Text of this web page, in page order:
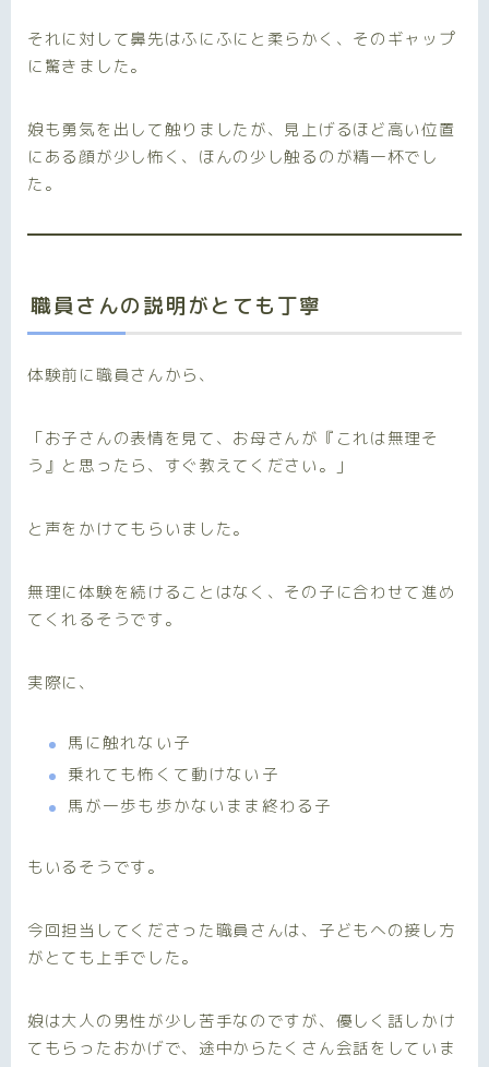
それに対して鼻先はふにふにと柔らかく、そのギャップ
に驚きました。
娘も勇気を出して触りましたが、見上げるほど高い位置
にある顔が少し怖く、ほんの少し触るのが精一杯でし
た。
職員さんの説明がとても丁寧
体験前に職員さんから、
「お子さんの表情を見て、お母さんが『これは無理そ
う』と思ったら、すぐ教えてください。」
と声をかけてもらいました。
無理に体験を続けることはなく、その子に合わせて進め
てくれるそうです。
実際に、
馬に触れない子
乗れても怖くて動けない子
馬が一歩も歩かないまま終わる子
もいるそうです。
今回担当してくださった職員さんは、子どもへの接し方
がとても上手でした。
娘は大人の男性が少し苦手なのですが、優しく話しかけ
てもらったおかげで、途中からたくさん会話をしていま